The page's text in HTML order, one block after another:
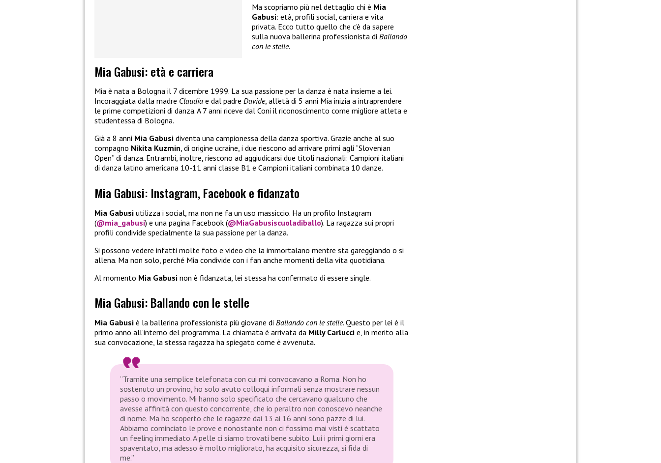
Ma scopriamo più nel dettaglio chi è Mia
Gabusi: età, profili social, carriera e vita
privata. Ecco tutto quello che c’è da sapere
sulla nuova ballerina professionista di Ballando
con le stelle.
Mia Gabusi: età e carriera
Mia è nata a Bologna il 7 dicembre 1999. La sua passione per la danza è nata insieme a lei.
Incoraggiata dalla madre Claudia e dal padre Davide, all’età di 5 anni Mia inizia a intraprendere
le prime competizioni di danza. A 7 anni riceve dal Coni il riconoscimento come migliore atleta e
studentessa di Bologna.
Già a 8 anni Mia Gabusi diventa una campionessa della danza sportiva. Grazie anche al suo
compagno Nikita Kuzmin, di origine ucraine, i due riescono ad arrivare primi agli “Slovenian
Open” di danza. Entrambi, inoltre, riescono ad aggiudicarsi due titoli nazionali: Campioni italiani
di danza latino americana 10-11 anni classe B1 e Campioni italiani combinata 10 danze.
Mia Gabusi: Instagram, Facebook e fidanzato
Mia Gabusi utilizza i social, ma non ne fa un uso massiccio. Ha un profilo Instagram
(@mia_gabusi) e una pagina Facebook (@MiaGabusiscuoladiballo). La ragazza sui propri
profili condivide specialmente la sua passione per la danza.
Si possono vedere infatti molte foto e video che la immortalano mentre sta gareggiando o si
allena. Ma non solo, perché Mia condivide con i fan anche momenti della vita quotidiana.
Al momento Mia Gabusi non è fidanzata, lei stessa ha confermato di essere single.
Mia Gabusi: Ballando con le stelle
Mia Gabusi è la ballerina professionista più giovane di Ballando con le stelle. Questo per lei è il
primo anno all’interno del programma. La chiamata è arrivata da Milly Carlucci e, in merito alla
sua convocazione, la stessa ragazza ha spiegato come è avvenuta.
“Tramite una semplice telefonata con cui mi convocavano a Roma. Non ho
sostenuto un provino, ho solo avuto colloqui informali senza mostrare nessun
passo o movimento. Mi hanno solo specificato che cercavano qualcuno che
avesse affinità con questo concorrente, che io peraltro non conoscevo neanche
di nome. Ma ho scoperto che le ragazze dai 13 ai 16 anni sono pazze di lui.
Abbiamo cominciato le prove e nonostante non ci fossimo mai visti è scattato
un feeling immediato. A pelle ci siamo trovati bene subito. Lui i primi giorni era
spaventato, ma adesso è molto migliorato, ha acquisito sicurezza, si fida di
me.”